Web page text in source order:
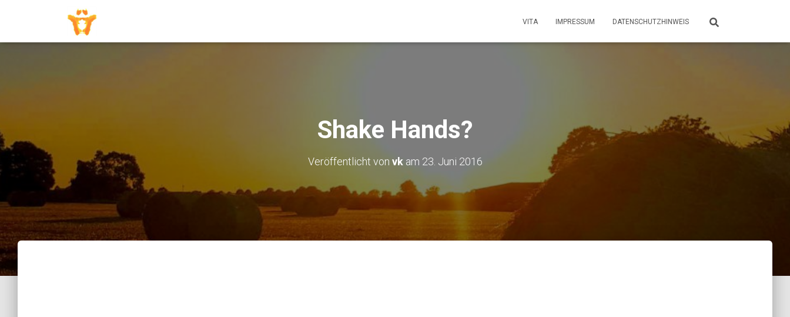
VITA IMPRESSUM DATENSCHUTZHINWEIS
Shake Hands?
Veröffentlicht von vkam 23. Juni 2016